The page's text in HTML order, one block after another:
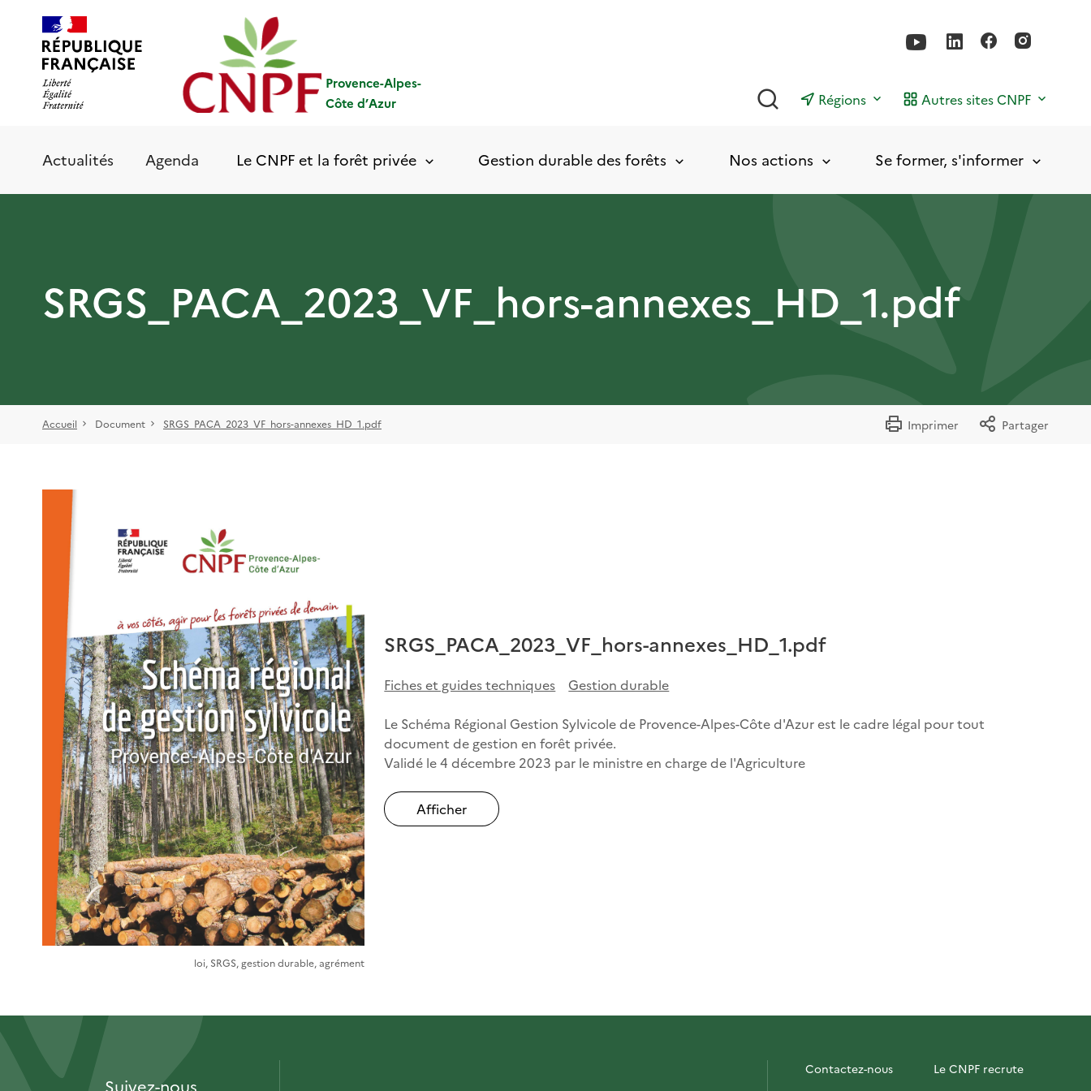
contenu
principal
Provence-Alpes-
Côte d’Azur Rechercher
Régions Autres sites CNPF
Actualités Agenda Le CNPF et la forêt privée Gestion durable des forêts Nos actions Se former, s'informer
SRGS_PACA_2023_VF_hors-annexes_HD_1.pdf
Accueil Document SRGS_PACA_2023_VF_hors-annexes_HD_1.pdf Imprimer Partager
loi, SRGS, gestion durable, agrément
SRGS_PACA_2023_VF_hors-annexes_HD_1.pdf
Fiches et guides techniques Gestion durable
Le Schéma Régional Gestion Sylvicole de Provence-Alpes-Côte d'Azur est le cadre légal pour tout
document de gestion en forêt privée.
Validé le 4 décembre 2023 par le ministre en charge de l'Agriculture
Afficher
Suivez-nous
Contactez-nous Le CNPF recrute